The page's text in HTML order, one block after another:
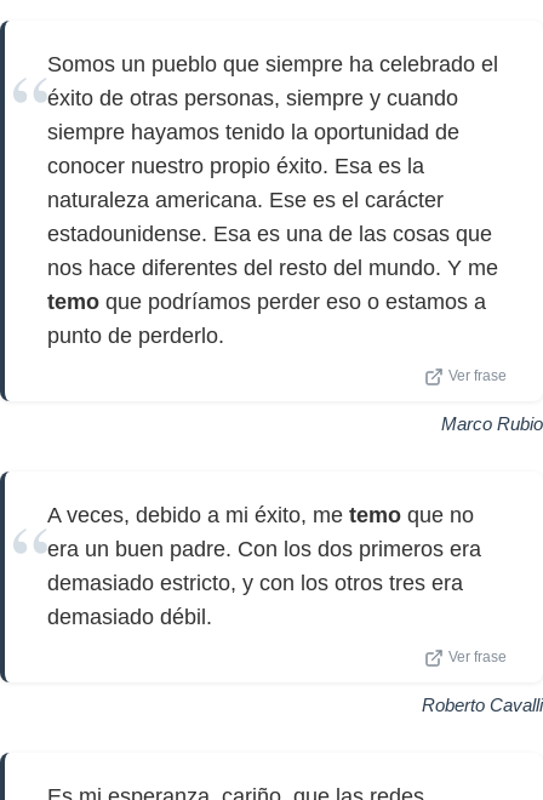
Somos un pueblo que siempre ha celebrado el
éxito de otras personas, siempre y cuando
siempre hayamos tenido la oportunidad de
conocer nuestro propio éxito. Esa es la
naturaleza americana. Ese es el carácter
estadounidense. Esa es una de las cosas que
nos hace diferentes del resto del mundo. Y me
temo que podríamos perder eso o estamos a
punto de perderlo.
Ver frase
Marco Rubio
A veces, debido a mi éxito, me temo que no
era un buen padre. Con los dos primeros era
demasiado estricto, y con los otros tres era
demasiado débil.
Ver frase
Roberto Cavalli